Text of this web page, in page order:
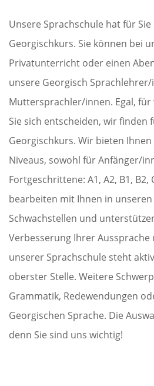
Unsere Sprachschule hat für
Georgischkurs. Sie können bei
Privatunterricht oder einen
unsere Georgisch
Muttersprachler/innen. Egal, für
Sie sich entscheiden, wir finden
Georgischkurs. Wir bieten
Niveaus, sowohl für Anfänger/
Fortgeschrittene: A1, A2, B1, B2,
bearbeiten mit Ihnen in
Schwachstellen und
Verbesserung Ihrer Aussprache
unserer Sprachschule steht
oberster Stelle. Weitere
Grammatik, Redewendungen
Georgischen Sprache. Die
denn Sie sind uns wichtig!